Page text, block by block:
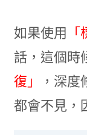
如果使用
話，這個時
復」
，深
都會不見，